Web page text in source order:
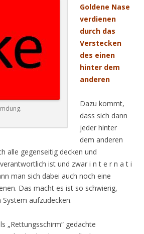
Goldene Nase
verdienen
durch das
Verstecken
des einen
hinter dem
anderen
Dazu kommt,
dass sich dann
jeder hinter
dem anderen
alle gegenseitig decken und
ist und zwar i n t e r n a t i
man sich dabei auch noch eine
Das macht es ist so schwierig,
aufzudecken.
„Rettungsschirm“ gedachte